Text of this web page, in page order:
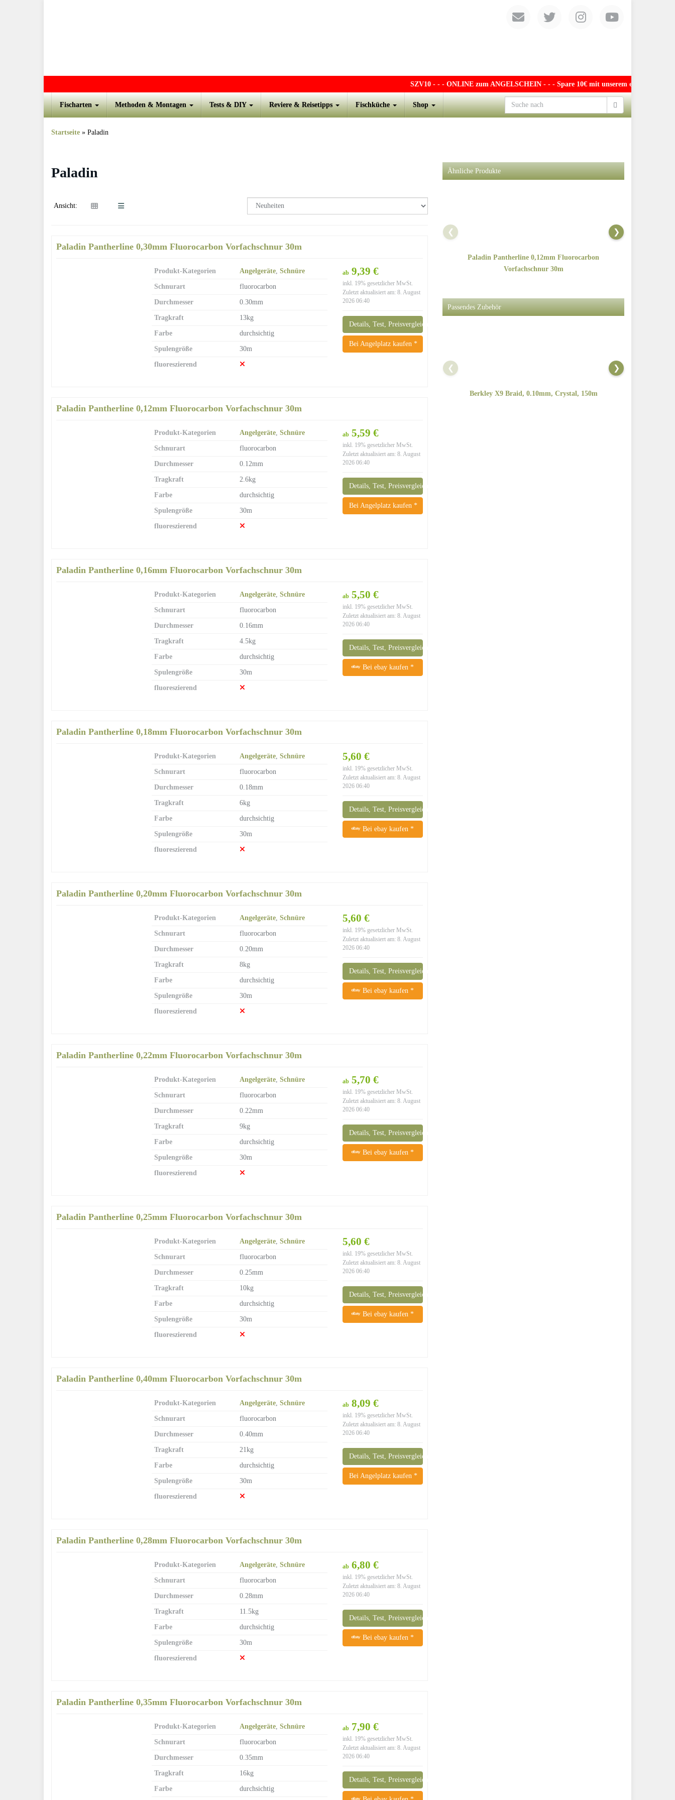
- - - ONLINE zum ANGELSCHEIN - - - Spare 10€ mit unserem exklusiven Gutschein für
Fischarten Methoden & Montagen Tests & DIY Reviere & Reisetipps Fischküche Shop
Startseite » Paladin
Paladin
Ansicht:
Paladin Pantherline 0,30mm Fluorocarbon Vorfachschnur 30m
ab 9,39 €
inkl. 19% gesetzlicher MwSt.
Zuletzt aktualisiert am: 8. August
2026 06:40
Details, Test, Preisvergleich
Bei Angelplatz kaufen *
Produkt-Kategorien Angelgeräte Schnüre
Schnurart fluorocarbon
Durchmesser 0.30mm
Tragkraft 13kg
Farbe durchsichtig
Spulengröße 30m
fluoreszierend
Paladin Pantherline 0,12mm Fluorocarbon Vorfachschnur 30m
ab 5,59 €
inkl. 19% gesetzlicher MwSt.
Zuletzt aktualisiert am: 8. August
2026 06:40
Details, Test, Preisvergleich
Bei Angelplatz kaufen *
Produkt-Kategorien Angelgeräte Schnüre
Schnurart fluorocarbon
Durchmesser 0.12mm
Tragkraft 2.6kg
Farbe durchsichtig
Spulengröße 30m
fluoreszierend
Paladin Pantherline 0,16mm Fluorocarbon Vorfachschnur 30m
ab 5,50 €
inkl. 19% gesetzlicher MwSt.
Zuletzt aktualisiert am: 8. August
2026 06:40
Details, Test, Preisvergleich
Bei ebay kaufen *
Produkt-Kategorien Angelgeräte Schnüre
Schnurart fluorocarbon
Durchmesser 0.16mm
Tragkraft 4.5kg
Farbe durchsichtig
Spulengröße 30m
fluoreszierend
Paladin Pantherline 0,18mm Fluorocarbon Vorfachschnur 30m
5,60 €
inkl. 19% gesetzlicher MwSt.
Zuletzt aktualisiert am: 8. August
2026 06:40
Details, Test, Preisvergleich
Bei ebay kaufen *
Produkt-Kategorien Angelgeräte Schnüre
Schnurart fluorocarbon
Durchmesser 0.18mm
Tragkraft 6kg
Farbe durchsichtig
Spulengröße 30m
fluoreszierend
Paladin Pantherline 0,20mm Fluorocarbon Vorfachschnur 30m
5,60 €
inkl. 19% gesetzlicher MwSt.
Zuletzt aktualisiert am: 8. August
2026 06:40
Details, Test, Preisvergleich
Bei ebay kaufen *
Produkt-Kategorien Angelgeräte Schnüre
Schnurart fluorocarbon
Durchmesser 0.20mm
Tragkraft 8kg
Farbe durchsichtig
Spulengröße 30m
fluoreszierend
Paladin Pantherline 0,22mm Fluorocarbon Vorfachschnur 30m
ab 5,70 €
inkl. 19% gesetzlicher MwSt.
Zuletzt aktualisiert am: 8. August
2026 06:40
Details, Test, Preisvergleich
Bei ebay kaufen *
Produkt-Kategorien Angelgeräte Schnüre
Schnurart fluorocarbon
Durchmesser 0.22mm
Tragkraft 9kg
Farbe durchsichtig
Spulengröße 30m
fluoreszierend
Paladin Pantherline 0,25mm Fluorocarbon Vorfachschnur 30m
5,60 €
inkl. 19% gesetzlicher MwSt.
Zuletzt aktualisiert am: 8. August
2026 06:40
Details, Test, Preisvergleich
Bei ebay kaufen *
Produkt-Kategorien Angelgeräte Schnüre
Schnurart fluorocarbon
Durchmesser 0.25mm
Tragkraft 10kg
Farbe durchsichtig
Spulengröße 30m
fluoreszierend
Paladin Pantherline 0,40mm Fluorocarbon Vorfachschnur 30m
ab 8,09 €
inkl. 19% gesetzlicher MwSt.
Zuletzt aktualisiert am: 8. August
2026 06:40
Details, Test, Preisvergleich
Bei Angelplatz kaufen *
Produkt-Kategorien Angelgeräte Schnüre
Schnurart fluorocarbon
Durchmesser 0.40mm
Tragkraft 21kg
Farbe durchsichtig
Spulengröße 30m
fluoreszierend
Paladin Pantherline 0,28mm Fluorocarbon Vorfachschnur 30m
ab 6,80 €
inkl. 19% gesetzlicher MwSt.
Zuletzt aktualisiert am: 8. August
2026 06:40
Details, Test, Preisvergleich
Bei ebay kaufen *
Produkt-Kategorien Angelgeräte Schnüre
Schnurart fluorocarbon
Durchmesser 0.28mm
Tragkraft 11.5kg
Farbe durchsichtig
Spulengröße 30m
fluoreszierend
Paladin Pantherline 0,35mm Fluorocarbon Vorfachschnur 30m
ab 7,90 €
inkl. 19% gesetzlicher MwSt.
Zuletzt aktualisiert am: 8. August
2026 06:40
Details, Test, Preisvergleich
Produkt-Kategorien Angelgeräte Schnüre
Schnurart fluorocarbon
Durchmesser 0.35mm
Tragkraft 16kg
Farbe durchsichtig
Ähnliche Produkte
❮ ❯
Paladin Pantherline 0,12mm Fluorocarbon
Vorfachschnur 30m
Passendes Zubehör
❮ ❯
Berkley X9 Braid, 0.10mm, Crystal, 150m